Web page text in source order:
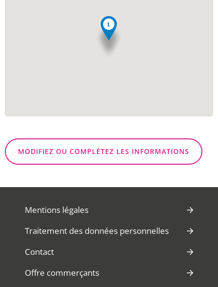
MODIFIEZ OU COMPLÉTEZ LES INFORMATIONS
Mentions légales
Traitement des données personnelles
Contact
Offre commerçants